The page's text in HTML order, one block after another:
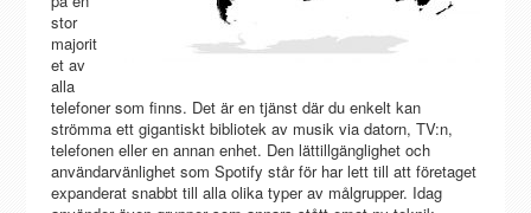
stor
majorit
et av
alla
telefoner som finns. Det är en tjänst där du enkelt kan
strömma ett gigantiskt bibliotek av musik via datorn, TV:n,
telefonen eller en annan enhet. Den lättillgänglighet och
användarvänlighet som Spotify står för har lett till att företaget
expanderat snabbt till alla olika typer av målgrupper. Idag